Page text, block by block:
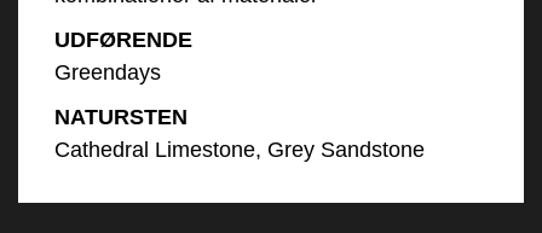
UDFØRENDE
Greendays
NATURSTEN
Cathedral Limestone, Grey Sandstone